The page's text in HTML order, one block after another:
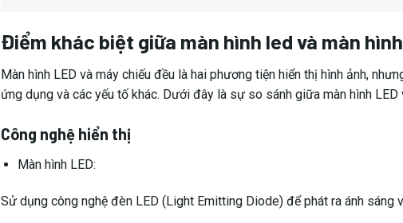
Máy chiếu không tạo ra ánh sáng trực tiếp mà thay vào đó sử dụng
mặt hoặc màn chiếu.
Kích thước và không gian sử dụng
Màn hình LED:
Màn hình LED có kích thước cố định và không thể thay đổi được (từ vài
Thích hợp cho các không gian nhỏ đến vừa, nơi màn hình có thể được